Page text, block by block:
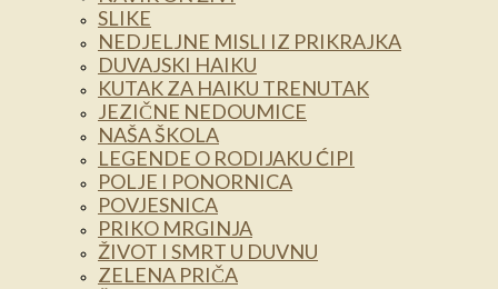
SLIKE
NEDJELJNE MISLI IZ PRIKRAJKA
DUVAJSKI HAIKU
KUTAK ZA HAIKU TRENUTAK
JEZIČNE NEDOUMICE
NAŠA ŠKOLA
LEGENDE O RODIJAKU ĆIPI
POLJE I PONORNICA
POVJESNICA
PRIKO MRGINJA
ŽIVOT I SMRT U DUVNU
ZELENA PRIČA